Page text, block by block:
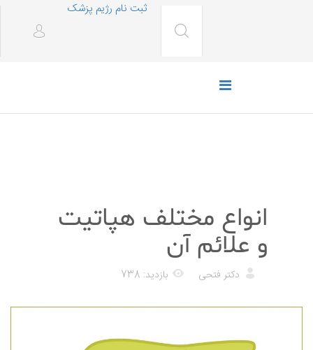
ثبت نام رژیم پزشک
انواع مختلف هپاتیت
و علائم آن
دکتر فتحی بازدید: 738